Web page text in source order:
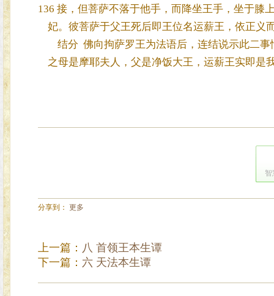
136 接，但菩萨不落于他手，而降坐王手，坐于膝
妃。彼菩萨于父王死后即王位名运薪王，依正义
结分 佛向拘萨罗王为法语后，连结说示此二事
之母是摩耶夫人，父是净饭大王，运薪王实即是
智
分享到： 更多
上一篇： 八 首领王本生谭
下一篇： 六 天法本生谭